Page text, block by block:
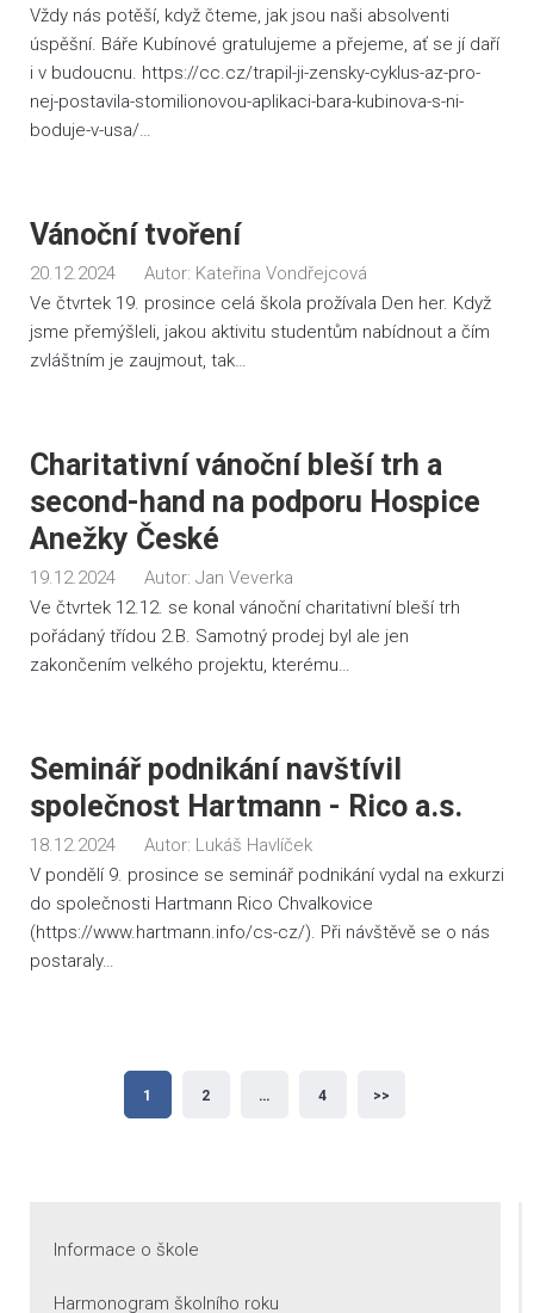
Vždy nás potěší, když čteme, jak jsou naši absolventi
úspěšní. Báře Kubínové gratulujeme a přejeme, ať se jí daří
i v budoucnu. https://cc.cz/trapil-ji-zensky-cyklus-az-pro-
nej-postavila-stomilionovou-aplikaci-bara-kubinova-s-ni-
boduje-v-usa/…
Vánoční tvoření
20.12.2024 Autor: Kateřina Vondřejcová
Ve čtvrtek 19. prosince celá škola prožívala Den her. Když
jsme přemýšleli, jakou aktivitu studentům nabídnout a čím
zvláštním je zaujmout, tak…
Charitativní vánoční bleší trh a
second-hand na podporu Hospice
Anežky České
19.12.2024 Autor: Jan Veverka
Ve čtvrtek 12.12. se konal vánoční charitativní bleší trh
pořádaný třídou 2.B. Samotný prodej byl ale jen
zakončením velkého projektu, kterému…
Seminář podnikání navštívil
společnost Hartmann - Rico a.s.
18.12.2024 Autor: Lukáš Havlíček
V pondělí 9. prosince se seminář podnikání vydal na exkurzi
do společnosti Hartmann Rico Chvalkovice
(https://www.hartmann.info/cs-cz/). Při návštěvě se o nás
postaraly…
Stránkování
příspěvků
1 2 … 4 >>
Informace o škole
Harmonogram školního roku